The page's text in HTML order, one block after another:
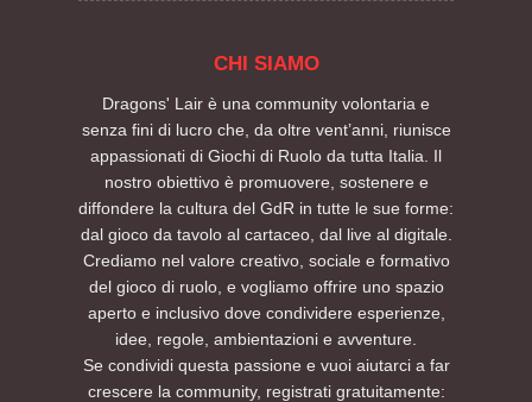
CHI SIAMO
Dragons' Lair è una community volontaria e
senza fini di lucro che, da oltre vent’anni, riunisce
appassionati di Giochi di Ruolo da tutta Italia. Il
nostro obiettivo è promuovere, sostenere e
diffondere la cultura del GdR in tutte le sue forme:
dal gioco da tavolo al cartaceo, dal live al digitale.
Crediamo nel valore creativo, sociale e formativo
del gioco di ruolo, e vogliamo offrire uno spazio
aperto e inclusivo dove condividere esperienze,
idee, regole, ambientazioni e avventure.
Se condividi questa passione e vuoi aiutarci a far
crescere la community, registrati gratuitamente: